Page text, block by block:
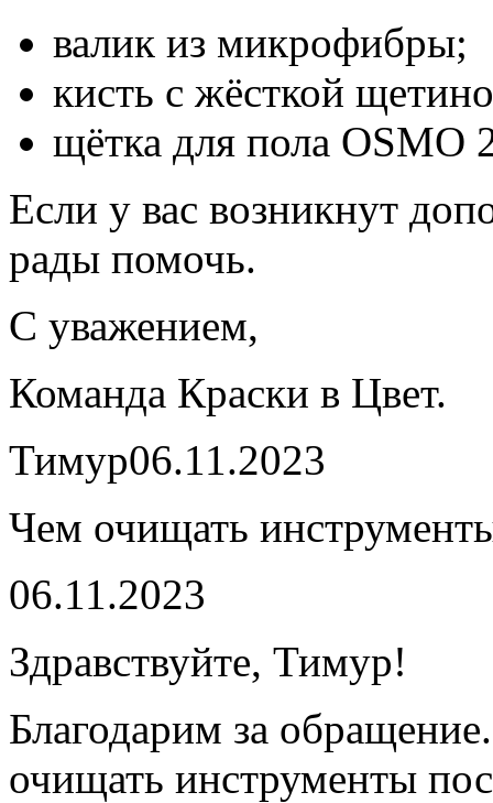
валик из микрофибры;
кисть с жёсткой
щётка для пола OSMO
Если у вас возникнут
рады помочь.
С уважением,
Команда Краски в Цвет.
Тимур06.11.2023
Чем очищать
06.11.2023
Здравствуйте, Тимур!
Благодарим за
очищать инструменты